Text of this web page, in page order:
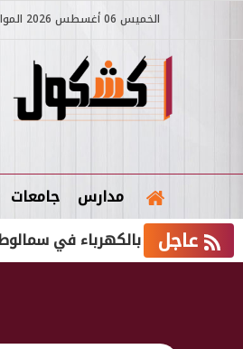
الخميس 06 أغسطس 2026 الموافق 23 صفر 1448
مدارس جامعات
عاجل
بالكهرباء في سمالوط بالمنيا